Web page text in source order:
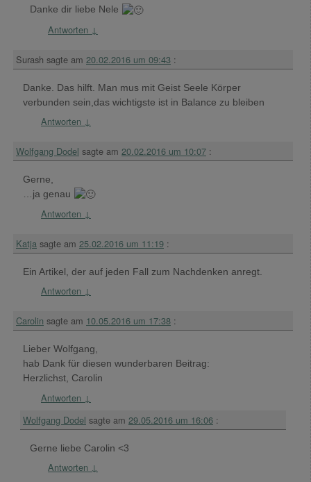
Danke dir liebe Nele
Antworten ↓
Surash sagte am 20.02.2016 um 09:43 :
Danke. Das hilft. Man mus mit Geist Seele Körper
verbunden sein,das wichtigste ist in Balance zu bleiben
Antworten ↓
Wolfgang Dodel sagte am 20.02.2016 um 10:07 :
Gerne,
…ja genau
Antworten ↓
Katja sagte am 25.02.2016 um 11:19 :
Ein Artikel, der auf jeden Fall zum Nachdenken anregt.
Antworten ↓
Carolin sagte am 10.05.2016 um 17:38 :
Lieber Wolfgang,
hab Dank für diesen wunderbaren Beitrag:
Herzlichst, Carolin
Antworten ↓
Wolfgang Dodel sagte am 29.05.2016 um 16:06 :
Gerne liebe Carolin <3
Antworten ↓